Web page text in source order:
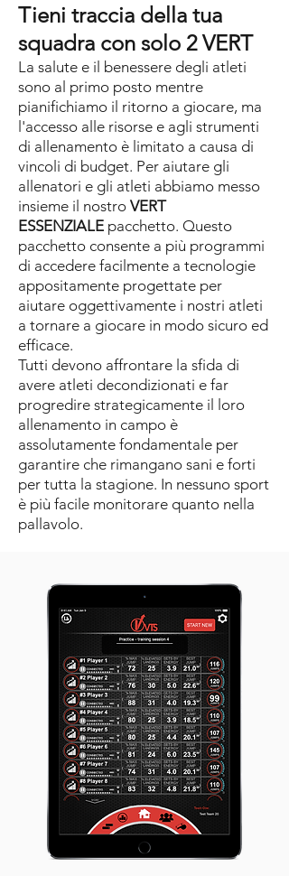
Tieni traccia della tua
squadra con solo 2 VERT
La salute e il benessere degli atleti
sono al primo posto mentre
pianifichiamo il ritorno a giocare, ma
l'accesso alle risorse e agli strumenti
di allenamento è limitato a causa di
vincoli di budget. Per aiutare gli
allenatori e gli atleti abbiamo messo
insieme il nostro VERT
ESSENZIALE pacchetto. Questo
pacchetto consente a più programmi
di accedere facilmente a tecnologie
appositamente progettate per
aiutare oggettivamente i nostri atleti
a tornare a giocare in modo sicuro ed
efficace.
Tutti devono affrontare la sfida di
avere atleti decondizionati e far
progredire strategicamente il loro
allenamento in campo è
assolutamente fondamentale per
garantire che rimangano sani e forti
per tutta la stagione. In nessuno sport
è più facile monitorare quanto nella
pallavolo.